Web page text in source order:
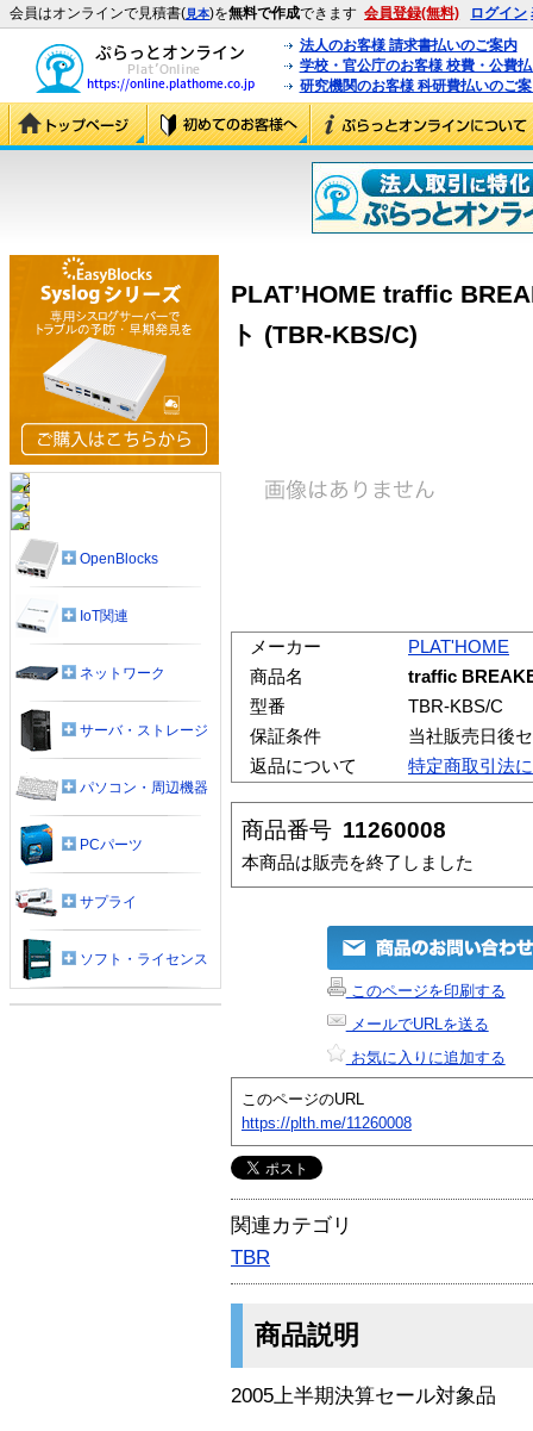
会員はオンラインで見積書(見本)を無料で作成できます 会員登録(無料) ログイン
法人のお客様 請求書払いのご案内
学校・官公庁のお客様 校費・公費
研究機関のお客様 科研費払いのご
PLAT’HOME traffic
ト (TBR-KBS/C)
メーカー
PLAT'HOME
商品名
traffic
型番
TBR-KBS/C
保証条件
当社販売日後
返品について
特定商取引法
商品番号 11260008
本商品は販売を終了しました
このページを印刷する
メールでURLを送る
お気に入りに追加する
このページのURL
https://plth.me/11260008
関連カテゴリ
TBR
商品説明
2005上半期決算セール対象品
OpenBlocks
IoT関連
ネットワーク
サーバ・ストレージ
パソコン・周辺機器
PCパーツ
サプライ
ソフト・ライセンス